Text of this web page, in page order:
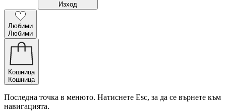
Изход
Любими
Любими
Кошница
Кошница
Последна точка в менюто. Натиснете Esc, за да се върнете към
навигацията.